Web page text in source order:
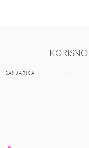
KORISNO
SANJARICA